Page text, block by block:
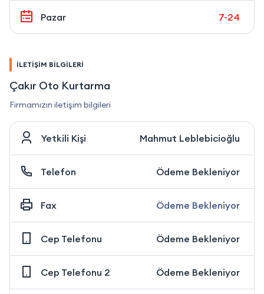
Pazar 7-24
İLETİŞİM BİLGİLERİ
Çakır Oto Kurtarma
Firmamızın iletişim bilgileri
Yetkili Kişi Mahmut Leblebicioğlu
Telefon Ödeme Bekleniyor
Fax Ödeme Bekleniyor
Cep Telefonu Ödeme Bekleniyor
Cep Telefonu 2 Ödeme Bekleniyor